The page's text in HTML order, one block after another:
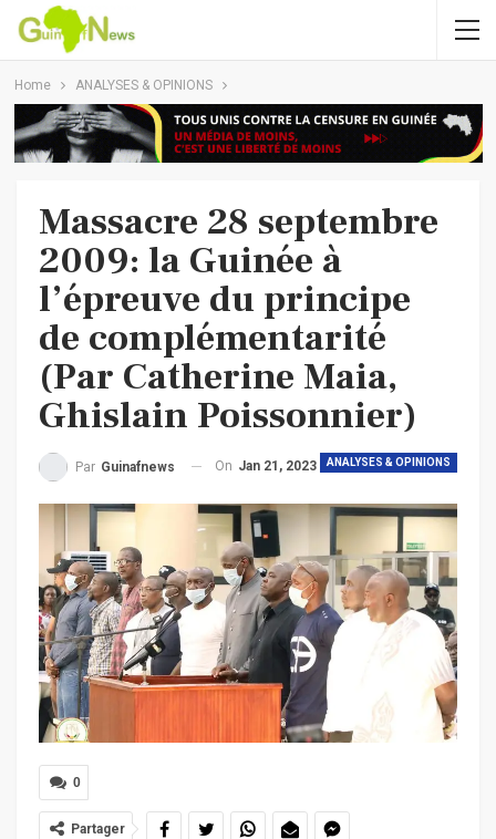
Home ANALYSES & OPINIONS
Massacre 28 septembre
2009: la Guinée à
l’épreuve du principe
de complémentarité
(Par Catherine Maia,
Ghislain Poissonnier)
ANALYSES & OPINIONS
Par Guinafnews On Jan 21, 2023
0
Partager